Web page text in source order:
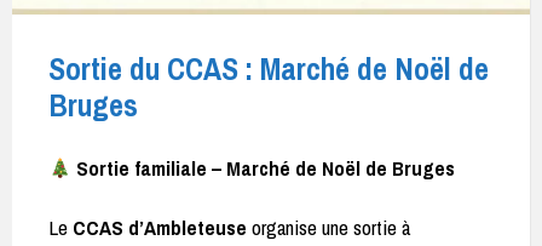
Sortie du CCAS : Marché de Noël de
Bruges
Sortie familiale – Marché de Noël de Bruges
Le CCAS d’Ambleteuse organise une sortie à